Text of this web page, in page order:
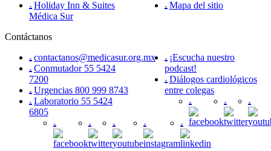
Holiday Inn & Suites
Médica Sur
Mapa del sitio
Contáctanos
contactanos@medicasur.org.mx
Conmutador 55 5424
7200
Urgencias 800 999 8743
Laboratorio 55 5424
6805
¡Escucha nuestro
podcast!
Diálogos cardiológicos
entre colegas